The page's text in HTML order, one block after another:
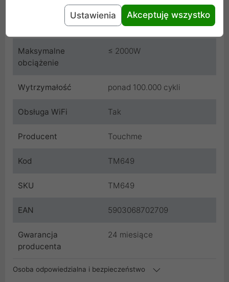
Pobór energii 0.02W
Maksymalne
obciążenie
≤ 2000W
Wytrzymałość ponad 100.000 cykli
Obsługa WiFi Tak
Producent Touchme
Kod TM649
SKU TM649
EAN 5903068702709
Gwarancja
producenta
24 miesiące
Osoba odpowiedzialna i bezpieczeństwo
Ustawienia Akceptuję wszystko